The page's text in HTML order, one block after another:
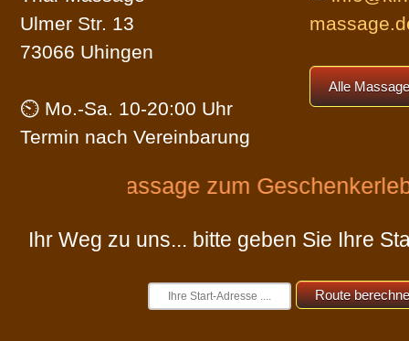
Webseitenübersicht
Versand
Ulmer Str. 13
73066 Uhingen
⏲ Mo.-Sa. 10-20:00 Uhr
Termin nach Vereinbarung
Alle
zum Geschenkerlebnis!
Ihr Weg zu uns... bitte geben Sie Ihre